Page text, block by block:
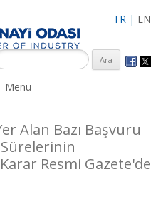
TR | EN
uzman çalışanları ile İzmit
ve İMES OSB’deki ofisleri ile
Menü
Alan Bazı Başvuru
Resmi Gazete'de